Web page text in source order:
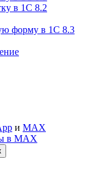
в 1С 8.2
форму в 1С 8.3
и MAX